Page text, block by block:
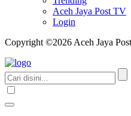
Aceh Jaya Post TV
Login
Copyright ©2026 Aceh Jaya